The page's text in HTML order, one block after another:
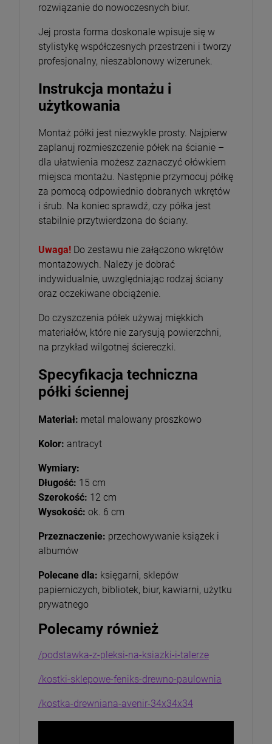
rozwiązanie do nowoczesnych biur.
Jej prosta forma doskonale wpisuje się w
stylistykę współczesnych przestrzeni i tworzy
profesjonalny, nieszablonowy wizerunek.
Instrukcja montażu i
użytkowania
Montaż półki jest niezwykle prosty. Najpierw
zaplanuj rozmieszczenie półek na ścianie –
dla ułatwienia możesz zaznaczyć ołówkiem
miejsca montażu. Następnie przymocuj półkę
za pomocą odpowiednio dobranych wkrętów
i śrub. Na koniec sprawdź, czy półka jest
stabilnie przytwierdzona do ściany.
Uwaga! Do zestawu nie załączono wkrętów
montażowych. Należy je dobrać
indywidualnie, uwzględniając rodzaj ściany
oraz oczekiwane obciążenie.
Do czyszczenia półek używaj miękkich
materiałów, które nie zarysują powierzchni,
na przykład wilgotnej ściereczki.
Specyfikacja techniczna
półki ściennej
Materiał: metal malowany proszkowo
Kolor: antracyt
Wymiary:
Długość: 15 cm
Szerokość: 12 cm
Wysokość: ok. 6 cm
Przeznaczenie: przechowywanie książek i
albumów
Polecane dla: księgarni, sklepów
papierniczych, bibliotek, biur, kawiarni, użytku
prywatnego
Polecamy również
/podstawka-z-pleksi-na-ksiazki-i-talerze
/kostki-sklepowe-feniks-drewno-paulownia
/kostka-drewniana-avenir-34x34x34